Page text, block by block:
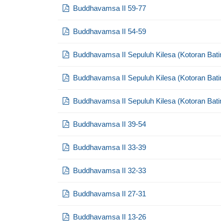
Buddhavamsa II 59-77
Buddhavamsa II 54-59
Buddhavamsa II Sepuluh Kilesa (Kotoran
Buddhavamsa II Sepuluh Kilesa (Kotoran
Buddhavamsa II Sepuluh Kilesa (Kotoran
Buddhavamsa II 39-54
Buddhavamsa II 33-39
Buddhavamsa II 32-33
Buddhavamsa II 27-31
Buddhavamsa II 13-26